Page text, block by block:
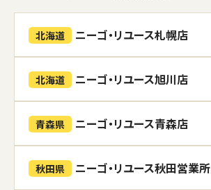
北海道 ニーゴ・リユース札幌店
北海道 ニーゴ・リユース旭川店
青森県 ニーゴ・リユース青森店
秋田県 ニーゴ・リユース秋田営業所